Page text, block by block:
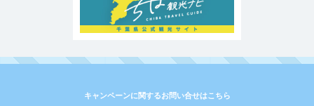
キャンペーンに関するお問い合せはこちら